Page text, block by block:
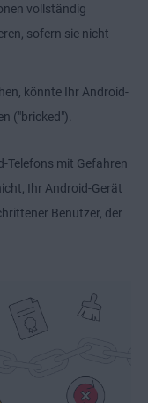
vollständig
sofern sie nicht
könnte Ihr Android-
("bricked").
Telefons mit Gefahren
Ihr Android-Gerät
Benutzer, der